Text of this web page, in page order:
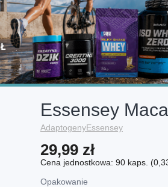
Essensey
AdaptogenyEssensey
29,99 zł
Cena jednostkowa: 90 kaps.
Opakowanie